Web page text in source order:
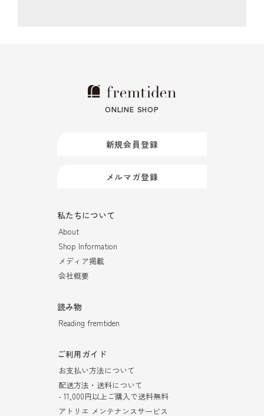
ONLINE SHOP
新規会員登録
メルマガ登録
私たちについて
About
Shop Information
メディア掲載
会社概要
読み物
Reading fremtiden
ご利用ガイド
お支払い方法について
配送方法・送料について
- 11,000円以上ご購入で送料無料
アトリエ メンテナンスサービス